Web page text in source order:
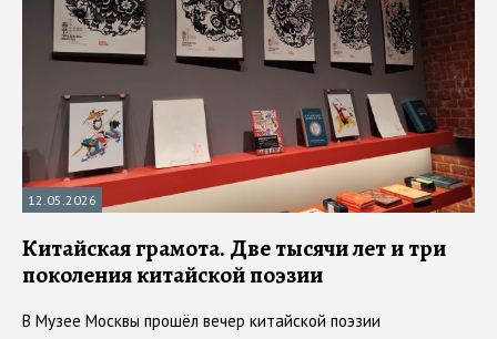
12.05.2026
Китайская грамота. Две тысячи лет и три
поколения китайской поэзии
В Музее Москвы прошёл вечер китайской поэзии